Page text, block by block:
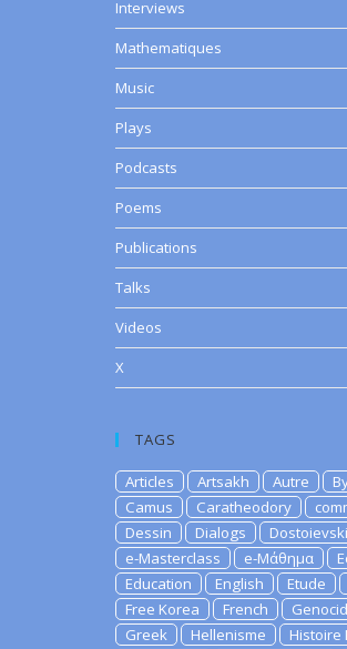
Interviews
Mathematiques
Music
Plays
Podcasts
Poems
Publications
Talks
Videos
X
TAGS
Articles Artsakh Autre
Camus
Caratheodory
Dessin
Dialogs
Dostoievski
e-Masterclass
e-Μάθημα
Education
English Etude
Free Korea
French
Greek
Hellenisme
Histoire